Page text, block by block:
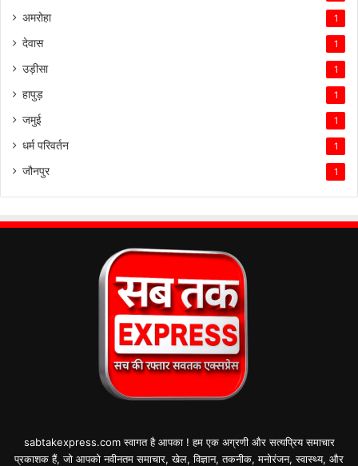
अमरोहा 1
देवास 1
उड़ीसा 1
हापुड़ 1
जमुई 1
धर्म परिवर्तन 1
जौनपुर 1
sabtakexpress.com स्वागत है आपका ! हम एक अग्रणी और सत्यप्रिय समाचार
प्रकाशक हैं, जो आपको नवीनतम समाचार, खेल, विज्ञान, तकनीक, मनोरंजन, स्वास्थ्य, और